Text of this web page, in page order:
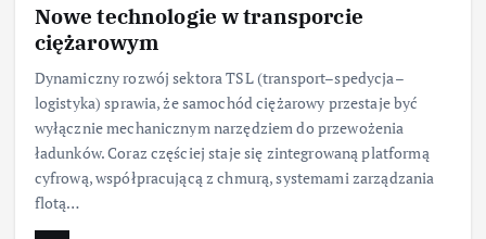
Nowe technologie w transporcie
ciężarowym
Dynamiczny rozwój sektora TSL (transport–spedycja–
logistyka) sprawia, że samochód ciężarowy przestaje być
wyłącznie mechanicznym narzędziem do przewożenia
ładunków. Coraz częściej staje się zintegrowaną platformą
cyfrową, współpracującą z chmurą, systemami zarządzania
flotą…